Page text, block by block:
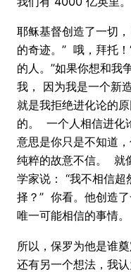
耶稣基督创造了一切
的奇迹。” 哦，拜托
的人。”如果你想和我
我， 因为我是一个新
就是我拒绝进化论的
的。 一个人相信进化
意思是你只是不知道
纯粹的故意不信。 就
学家说： “我不相信
择？” 你看。他创造
唯一可能相信的事情。
所以，保罗为他是谁
还有另一个想法，我